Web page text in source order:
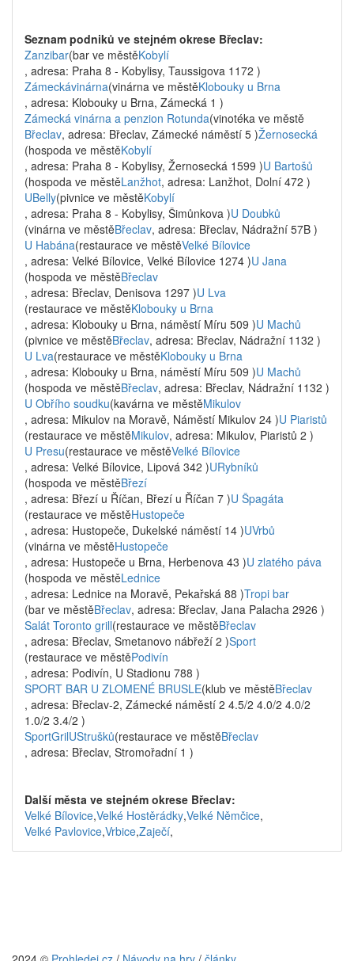
Seznam podniků ve stejném okrese Břeclav:
Zanzibar(bar ve městěKobylí
, adresa: Praha 8 - Kobylisy, Taussigova 1172 )
Zámeckávinárna(vinárna ve městěKlobouky u Brna
, adresa: Klobouky u Brna, Zámecká 1 )
Zámecká vinárna a penzion Rotunda(vinotéka ve městě
Břeclav, adresa: Břeclav, Zámecké náměstí 5 )Žernosecká
(hospoda ve městěKobylí
, adresa: Praha 8 - Kobylisy, Žernosecká 1599 )U Bartošů
(hospoda ve městěLanžhot, adresa: Lanžhot, Dolní 472 )
UBelly(pivnice ve městěKobylí
, adresa: Praha 8 - Kobylisy, Šimůnkova )U Doubků
(vinárna ve městěBřeclav, adresa: Břeclav, Nádražní 57B )
U Habána(restaurace ve městěVelké Bílovice
, adresa: Velké Bílovice, Velké Bílovice 1274 )U Jana
(hospoda ve městěBřeclav
, adresa: Břeclav, Denisova 1297 )U Lva
(restaurace ve městěKlobouky u Brna
, adresa: Klobouky u Brna, náměstí Míru 509 )U Machů
(pivnice ve městěBřeclav, adresa: Břeclav, Nádražní 1132 )
U Lva(restaurace ve městěKlobouky u Brna
, adresa: Klobouky u Brna, náměstí Míru 509 )U Machů
(hospoda ve městěBřeclav, adresa: Břeclav, Nádražní 1132 )
U Obřího soudku(kavárna ve městěMikulov
, adresa: Mikulov na Moravě, Náměstí Mikulov 24 )U Piaristů
(restaurace ve městěMikulov, adresa: Mikulov, Piaristů 2 )
U Presu(restaurace ve městěVelké Bílovice
, adresa: Velké Bílovice, Lipová 342 )URybníků
(hospoda ve městěBřezí
, adresa: Březí u Říčan, Březí u Říčan 7 )U Špagáta
(restaurace ve městěHustopeče
, adresa: Hustopeče, Dukelské náměstí 14 )UVrbů
(vinárna ve městěHustopeče
, adresa: Hustopeče u Brna, Herbenova 43 )U zlatého páva
(hospoda ve městěLednice
, adresa: Lednice na Moravě, Pekařská 88 )Tropi bar
(bar ve městěBřeclav, adresa: Břeclav, Jana Palacha 2926 )
Salát Toronto grill(restaurace ve městěBřeclav
, adresa: Břeclav, Smetanovo nábřeží 2 )Sport
(restaurace ve městěPodivín
, adresa: Podivín, U Stadionu 788 )
SPORT BAR U ZLOMENÉ BRUSLE(klub ve městěBřeclav
, adresa: Břeclav-2, Zámecké náměstí 2 4.5/2 4.0/2 4.0/2
1.0/2 3.4/2 )
SportGrilUStrušků(restaurace ve městěBřeclav
, adresa: Břeclav, Stromořadní 1 )
Další města ve stejném okrese Břeclav:
Velké Bílovice,Velké Hostěrádky,Velké Němčice,
Velké Pavlovice,Vrbice,Zaječí,